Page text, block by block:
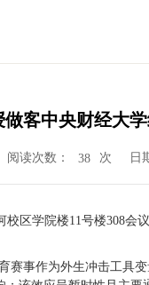
客中央财经大
阅读次数： 38 次 日
区学院楼11号楼308
赛事作为外生冲击工具